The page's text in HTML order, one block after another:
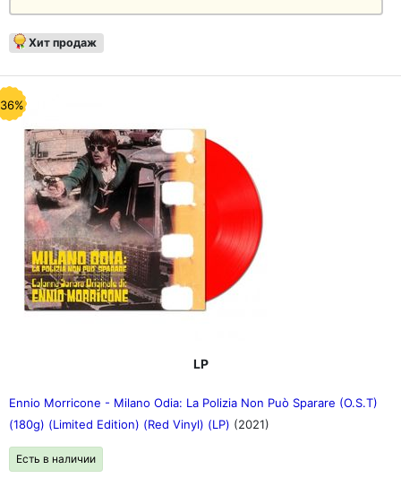
Хит продаж
LP
Ennio Morricone - Milano Odia: La Polizia Non Può Sparare (O.S.T)
(180g) (Limited Edition) (Red Vinyl) (LP) (2021)
Есть в наличии